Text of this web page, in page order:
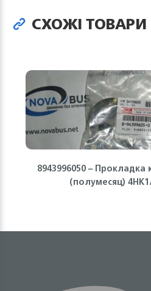
СХОЖІ ТОВАРИ
8943996050 –
(полумесяц)